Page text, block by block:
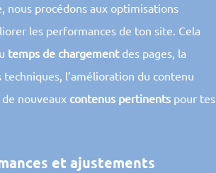
nous procédons aux optimisations
les performances de ton site. Cela
temps de chargementdes pages, la
l’amélioration du contenu
nouveaux contenus pertinents pour tes
et ajustements